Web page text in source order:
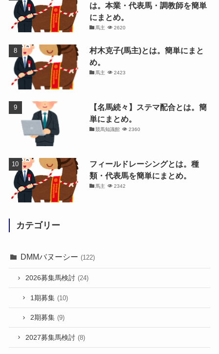
は。本業・代表馬・調教師を簡単
にまとめ。
馬主 2620
村木克子(馬主)とは。簡単にまと
め。
馬主 2423
【名馬続々】ステマ配合とは。簡
単にまとめ。
競馬知識館 2360
フィールドレーシングとは。種
類・代表馬を簡単にまとめ。
馬主 2342
カテゴリー
DMMバヌーシー (122)
2026募集馬検討 (24)
1期募集 (10)
2期募集 (9)
2027募集馬検討 (8)